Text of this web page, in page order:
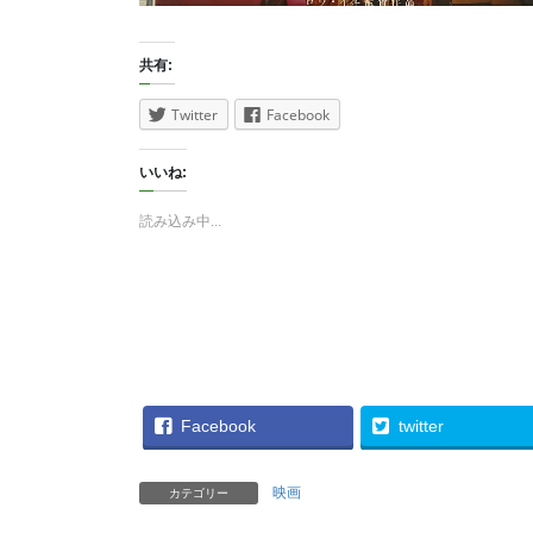
共有:
Twitter Facebook
いいね:
読み込み中...
Facebook twitter
カテゴリー 映画